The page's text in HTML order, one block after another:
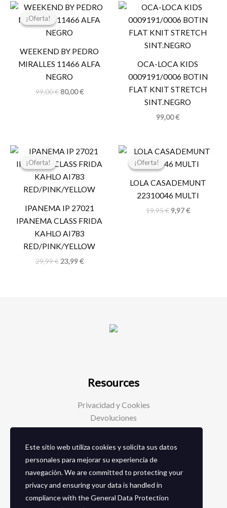
¡Oferta!
¡Oferta!
WEEKEND BY PEDRO
MIRALLES 11466 ALFA
NEGRO
99,00€
El
original
era:
80,00€
El
actual
OCA-LOCA KIDS
0009191/0006 BOTIN
FLAT KNIT STRETCH
SINT.NEGRO
99,00€
¡Oferta!
¡Oferta!
IPANEMA IP 27021
IPANEMA CLASS FRIDA
KAHLO AI783
RED/PINK/YELLOW
29,99€
El
original
era:
29,99 €.
23,99€
El
actual
es:
23,99 €.
¡Oferta!
¡Oferta!
LOLA CASADEMUNT
22310046 MULTI
19,95€
El
original
19,95 €.
9,97€
El
actual
9,97 €.
Resources
Privacidad y Cookies
Devoluciones
Social Media
Facebook
Instagram
Este sitio web utiliza cookies y solicita sus datos
personales para mejorar su experiencia de
navegación. We are committed to protecting your
privacy and ensuring your data is handled in
compliance with theGeneral Data Protection